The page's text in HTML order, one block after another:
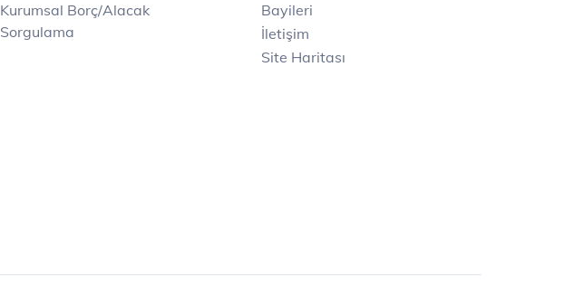
Kurumsal Borç/Alacak
Sorgulama
Bayileri
İletişim
Site Haritası